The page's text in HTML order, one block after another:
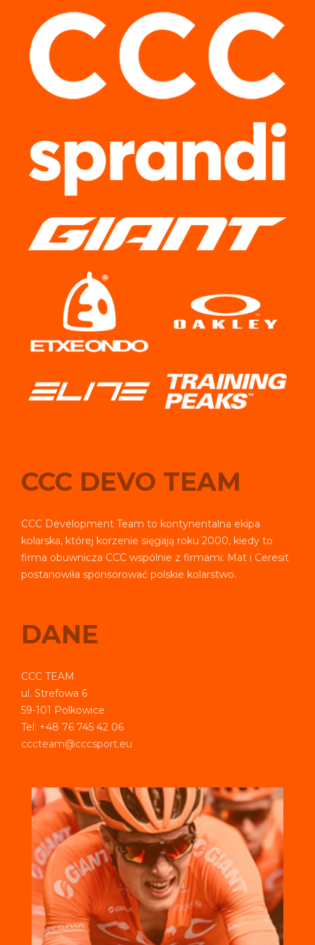
CCC DEVO TEAM
CCC Development Team to kontynentalna ekipa
kolarska, której korzenie sięgają roku 2000, kiedy to
firma obuwnicza CCC wspólnie z firmami: Mat i Ceresit
postanowiła sponsorować polskie kolarstwo.
DANE
CCC TEAM
ul. Strefowa 6
59-101 Polkowice
Tel: +48 76 745 42 06
cccteam@cccsport.eu